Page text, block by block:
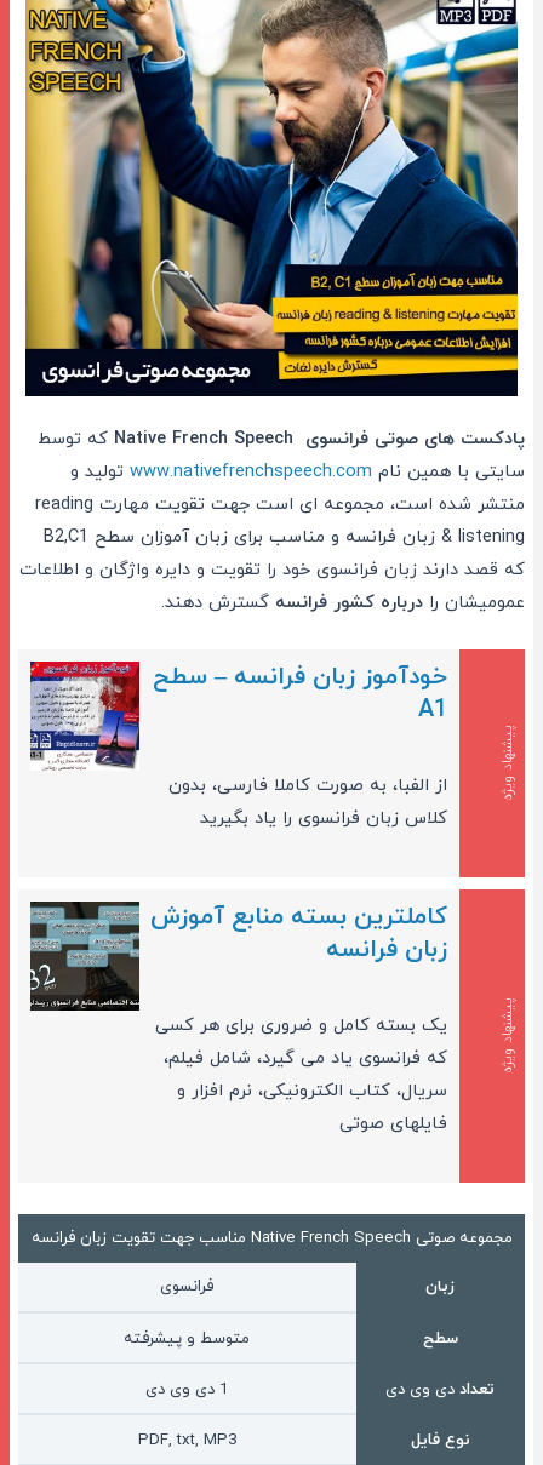
پادکست های صوتی فرانسوی Native French Speech که توسط
سایتی با همین نام www.nativefrenchspeech.com تولید و
منتشر شده است، مجموعه ای است جهت تقویت مهارت reading
& listening زبان فرانسه و مناسب برای زبان آموزان سطح B2,C1
که قصد دارند زبان فرانسوی خود را تقویت و دایره واژگان و اطلاعات
عمومیشان رادرباره کشور فرانسه گسترش دهند.
پیشنهاد ویژه
خودآموز زبان فرانسه – سطح
A1
از الفبا، به صورت کاملا فارسی، بدون
کلاس زبان فرانسوی را یاد بگیرید
پیشنهاد ویژه
کاملترین بسته منابع آموزش
زبان فرانسه
یک بسته کامل و ضروری برای هر کسی
که فرانسوی یاد می گیرد، شامل فیلم،
سریال، کتاب الکترونیکی، نرم افزار و
فایلهای صوتی
مجموعه صوتی Native French Speech مناسب جهت تقویت زبان فرانسه
زبان فرانسوی
سطح متوسط و پیشرفته
تعداددی وی دی 1 دی وی دی
نوع فایل PDF, txt, MP3